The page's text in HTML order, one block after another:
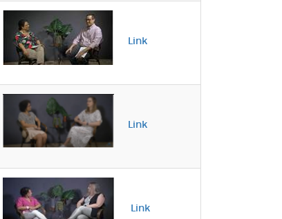
Link
Link
Link